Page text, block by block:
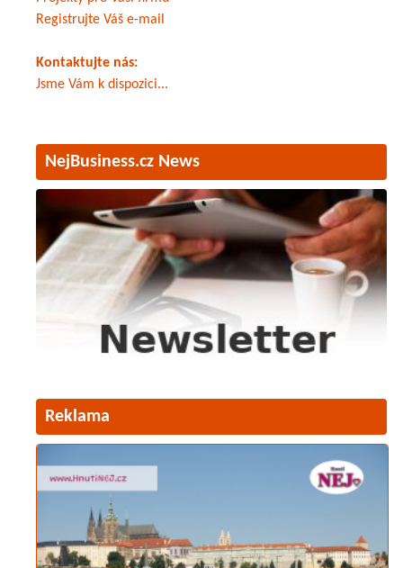
Registrujte Váš e-mail
Kontaktujte nás:
Jsme Vám k dispozici...
NejBusiness.cz News
Reklama